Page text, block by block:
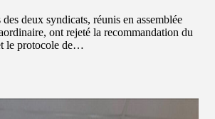
deux syndicats, réunis en assemblée
ont rejeté la recommandation du
le protocole de…